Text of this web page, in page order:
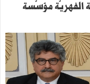
الفهريّة مؤسّسة